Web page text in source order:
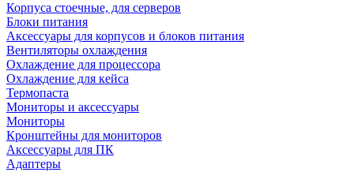
Корпуса стоечные, для серверов
Блоки питания
Аксессуары для корпусов и блоков питания
Вентиляторы охлаждения
Охлаждение для процессора
Охлаждение для кейса
Термопаста
Мониторы и аксессуары
Мониторы
Кронштейны для мониторов
Аксессуары для ПК
Адаптеры